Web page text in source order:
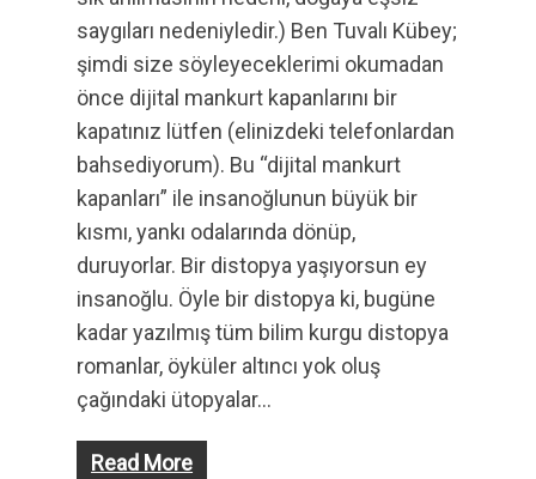
saygıları nedeniyledir.) Ben Tuvalı Kübey;
şimdi size söyleyeceklerimi okumadan
önce dijital mankurt kapanlarını bir
kapatınız lütfen (elinizdeki telefonlardan
bahsediyorum). Bu “dijital mankurt
kapanları” ile insanoğlunun büyük bir
kısmı, yankı odalarında dönüp,
duruyorlar. Bir distopya yaşıyorsun ey
insanoğlu. Öyle bir distopya ki, bugüne
kadar yazılmış tüm bilim kurgu distopya
romanlar, öyküler altıncı yok oluş
çağındaki ütopyalar…
Read More